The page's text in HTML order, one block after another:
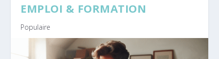
EMPLOI & FORMATION
Populaire